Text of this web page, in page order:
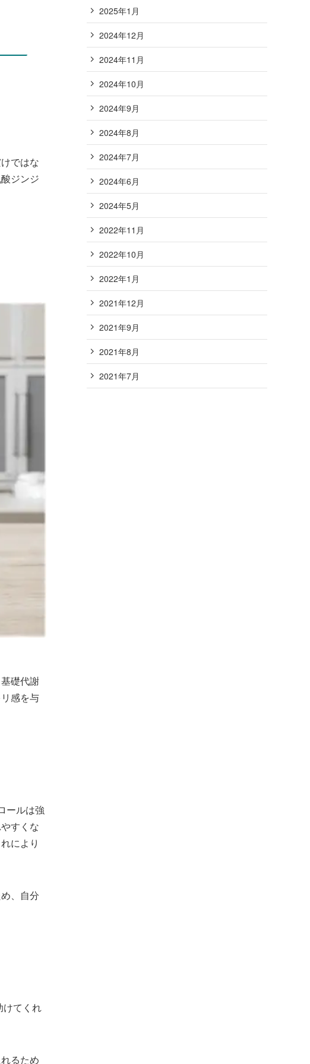
ではな
ジンジ
礎代謝
感を与
ールは強
すくな
により
、自分
けてくれ
るため
2025年1月
2024年12月
2024年11月
2024年10月
2024年9月
2024年8月
2024年7月
2024年6月
2024年5月
2022年11月
2022年10月
2022年1月
2021年12月
2021年9月
2021年8月
2021年7月